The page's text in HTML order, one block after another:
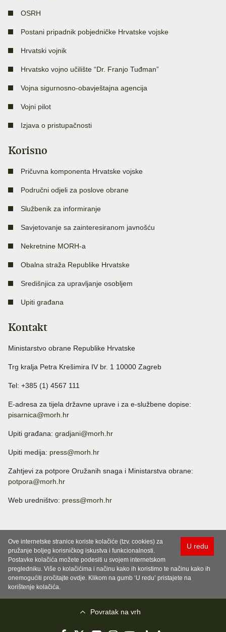
OSRH
Postani pripadnik pobjedničke Hrvatske vojske
Hrvatski vojnik
Hrvatsko vojno učilište “Dr. Franjo Tuđman”
Vojna sigurnosno-obavještajna agencija
Vojni pilot
Izjava o pristupačnosti
Korisno
Pričuvna komponenta Hrvatske vojske
Područni odjeli za poslove obrane
Službenik za informiranje
Savjetovanje sa zainteresiranom javnošću
Nekretnine MORH-a
Obalna straža Republike Hrvatske
Središnjica za upravljanje osobljem
Upiti građana
Kontakt
Ministarstvo obrane Republike Hrvatske
Trg kralja Petra Krešimira IV br. 1 10000 Zagreb
Tel: +385 (1) 4567 111
E-adresa za tijela državne uprave i za e-službene dopise:
pisarnica@morh.hr
Upiti građana: gradjani@morh.hr
Upiti medija: press@morh.hr
Zahtjevi za potpore Oružanih snaga i Ministarstva obrane:
potpora@morh.hr
Web uredništvo: press@morh.hr
U redu
Ove internetske stranice koriste kolačiće (tzv. cookies) za
pružanje boljeg korisničkog iskustva i funkcionalnosti.
Postavke kolačića možete podesiti u svojem internetskom
pregledniku. Više o kolačićima i načinu kako ih koristimo te načinu kako ih
onemogućiti pročitajte ovdje. Klikom na gumb ‘U redu’ pristajete na
korištenje kolačića.
Povratak na vrh